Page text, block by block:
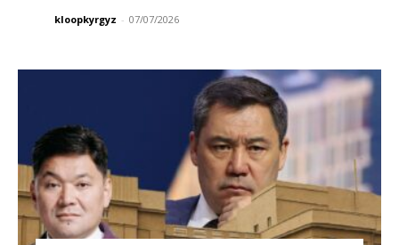
kloopkyrgyz - 07/07/2026